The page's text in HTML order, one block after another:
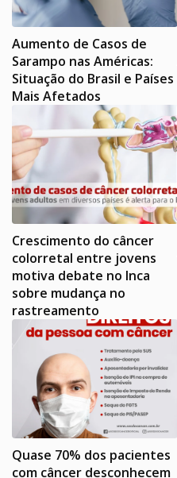
Aumento de Casos de
Sarampo nas Américas:
Situação do Brasil e Países
Mais Afetados
Crescimento do câncer
colorretal entre jovens
motiva debate no Inca
sobre mudança no
rastreamento
Quase 70% dos pacientes
com câncer desconhecem